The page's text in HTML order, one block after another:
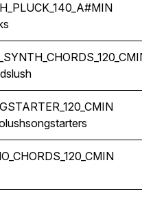
lush
lushsongstarters